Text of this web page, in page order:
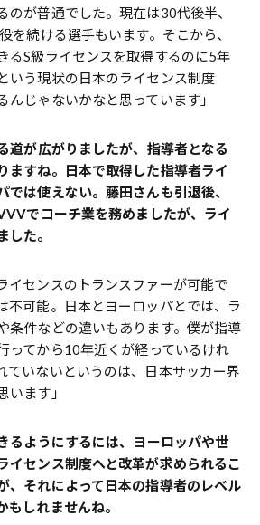
のが普通でした。現在は30代後半、
を続ける選手もいます。そこから、
るS級ライセンスを取得するのに5年
いう現状の日本のライセンス制度
んじゃないかなと思っています」
道が広がりましたが、指導者となる
ますね。日本で取得した指導者ライ
では使えない。藤田さんも引退後、
でコーチ業を務めましたが、ライ
した。
イセンスのトランスファーが可能で
不可能。日本とヨーロッパとでは、ラ
条件などの違いもあります。僕が指導
ってから10年近くが経っているけれ
ていないというのは、日本サッカー界
います」
きるようにするには、ヨーロッパや世
イセンス制度へと改革が求められるこ
、それによって日本の指導者のレベル
もしれませんね。